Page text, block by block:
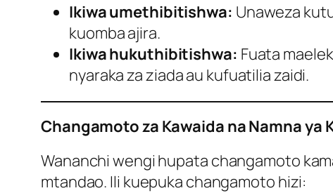
Ikiwa umethibitishwa: Unaweza
kuomba ajira.
Ikiwa hukuthibitishwa: Fuata
nyaraka za ziada au kufuatilia zaidi.
Changamoto za Kawaida na Namna ya
Wananchi wengi hupata changamoto
mtandao. Ili kuepuka changamoto hizi: